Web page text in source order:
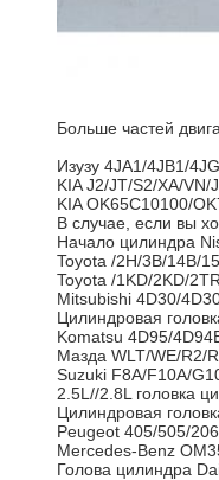
Больше частей
Изузу 4JA1/4JB1/
KIA J2/JT/S2/XA/VN/
KIA OK65C10100/
В случае, если вы
Начало цилиндра
Toyota /2H/3B/14B/
Toyota /1KD/2KD/
Mitsubishi 4D30/
Цилиндровая
Komatsu 4D95/
Мазда WLT/WE/R2/
Suzuki F8A/F10A/
2.5L//2.8L головка
Цилиндровая
Peugeot 405/505/
Mercedes-Benz
Голова цилиндра